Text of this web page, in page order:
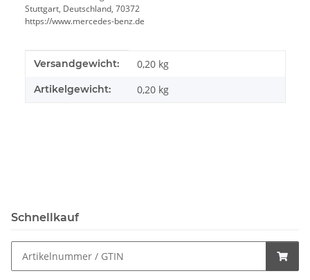
Stuttgart, Deutschland, 70372
https://www.mercedes-benz.de
Produkteigenschaft
Wert
Versandgewicht: 0,20 kg
Artikelgewicht: 0,20 kg
Schnellkauf